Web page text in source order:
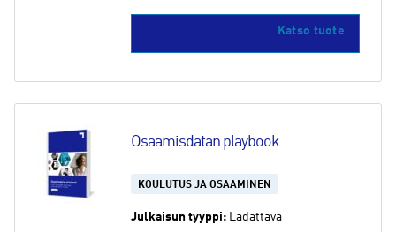
Katso tuote
Osaamisdatan playbook
KOULUTUS JA OSAAMINEN
Julkaisun tyyppi: Ladattava